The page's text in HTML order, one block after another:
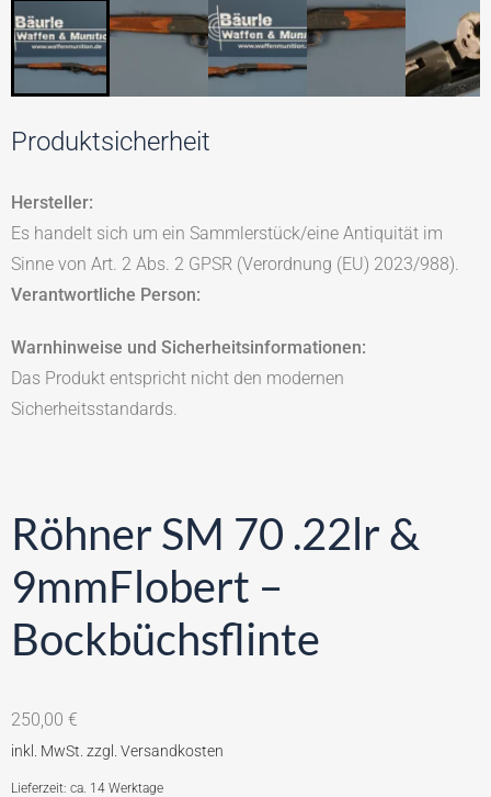
Produktsicherheit
Hersteller:
Es handelt sich um ein Sammlerstück/eine Antiquität im
Sinne von Art. 2 Abs. 2 GPSR (Verordnung (EU) 2023/988).
Verantwortliche Person:
Warnhinweise und Sicherheitsinformationen:
Das Produkt entspricht nicht den modernen
Sicherheitsstandards.
Röhner SM 70 .22lr &
9mmFlobert –
Bockbüchsflinte
250,00 €
Lieferzeit: ca. 14 Werktage